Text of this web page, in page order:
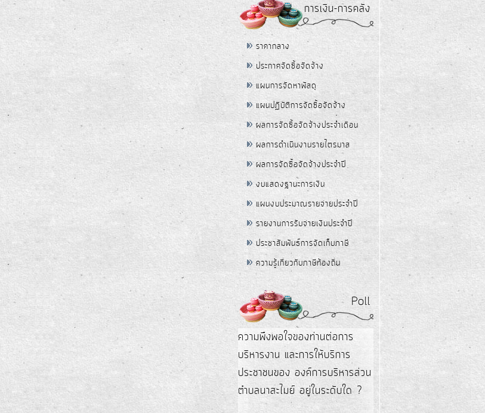
การเงิน-การคลัง
ราคากลาง
ประกาศจัดซื้อจัดจ้าง
แผนการจัดหาพัสดุ
แผนปฏิบัติการจัดซื้อจัดจ้าง
ผลการจัดซื้อจัดจ้างประจำเดือน
ผลการดำเนินงานรายไตรมาส
ผลการจัดซื้อจัดจ้างประจำปี
งบแสดงฐานะการเงิน
แผนงบประมาณรายจ่ายประจำปี
รายงานการรับจ่ายเงินประจำปี
ประชาสัมพันธ์การจัดเก็บภาษี
ความรู้เกี่ยวกับภาษีท้องถิ่น
Poll
ความพึงพอใจของท่านต่อการ
บริหารงาน และการให้บริการ
ประชาชนของ องค์การบริหารส่วน
ตำบลนาสะไมย์ อยู่ในระดับใด ?